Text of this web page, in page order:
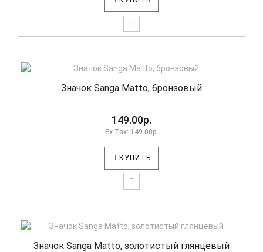
Значок Sanga Matto, бронзовый
149.00р.
Ex Tax: 149.00р.
КУПИТЬ
Значок Sanga Matto, золотистый глянцевый